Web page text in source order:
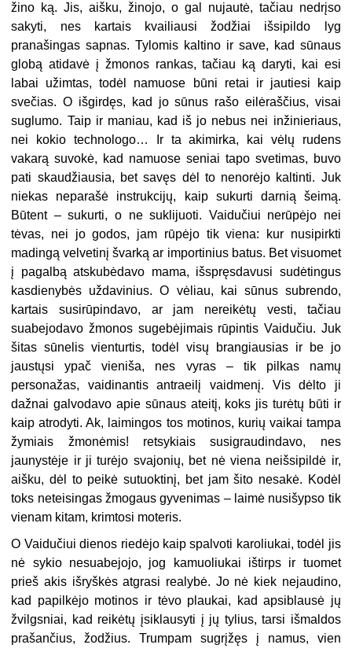
žino ką. Jis, aišku, žinojo, o gal nujautė, tačiau nedrįso
sakyti, nes kartais kvailiausi žodžiai išsipildo lyg
pranašingas sapnas. Tylomis kaltino ir save, kad sūnaus
globą atidavė į žmonos rankas, tačiau ką daryti, kai esi
labai užimtas, todėl namuose būni retai ir jautiesi kaip
svečias. O išgirdęs, kad jo sūnus rašo eilėraščius, visai
suglumo. Taip ir maniau, kad iš jo nebus nei inžinieriaus,
nei kokio technologo… Ir ta akimirka, kai vėlų rudens
vakarą suvokė, kad namuose seniai tapo svetimas, buvo
pati skaudžiausia, bet savęs dėl to nenorėjo kaltinti. Juk
niekas neparašė instrukcijų, kaip sukurti darnią šeimą.
Būtent – sukurti, o ne suklijuoti. Vaidučiui nerūpėjo nei
tėvas, nei jo godos, jam rūpėjo tik viena: kur nusipirkti
madingą velvetinį švarką ar importinius batus. Bet visuomet
į pagalbą atskubėdavo mama, išspręsdavusi sudėtingus
kasdienybės uždavinius. O vėliau, kai sūnus subrendo,
kartais susirūpindavo, ar jam nereikėtų vesti, tačiau
suabejodavo žmonos sugebėjimais rūpintis Vaidučiu. Juk
šitas sūnelis vienturtis, todėl visų brangiausias ir be jo
jaustųsi ypač vieniša, nes vyras – tik pilkas namų
personažas, vaidinantis antraeilį vaidmenį. Vis dėlto ji
dažnai galvodavo apie sūnaus ateitį, koks jis turėtų būti ir
kaip atrodyti. Ak, laimingos tos motinos, kurių vaikai tampa
žymiais žmonėmis! retsykiais susigraudindavo, nes
jaunystėje ir ji turėjo svajonių, bet nė viena neišsipildė ir,
aišku, dėl to peikė sutuoktinį, bet jam šito nesakė. Kodėl
toks neteisingas žmogaus gyvenimas – laimė nusišypso tik
vienam kitam, krimtosi moteris.
O Vaidučiui dienos riedėjo kaip spalvoti karoliukai, todėl jis
nė sykio nesuabejojo, jog kamuoliukai ištirps ir tuomet
prieš akis išryškės atgrasi realybė. Jo nė kiek nejaudino,
kad papilkėjo motinos ir tėvo plaukai, kad apsiblausė jų
žvilgsniai, kad reikėtų įsiklausyti į jų tylius, tarsi išmaldos
prašančius, žodžius. Trumpam sugrįžęs į namus, vien